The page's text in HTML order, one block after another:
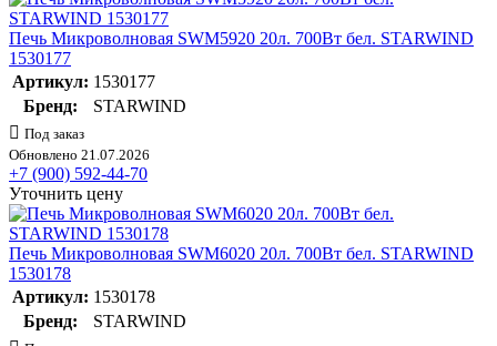
Печь Микроволновая SWM5920 20л. 700Вт бел. STARWIND
1530177
Артикул: 1530177
Бренд:
STARWIND
Под заказ
Обновлено 21.07.2026
+7 (900) 592-44-70
Уточнить цену
Печь Микроволновая SWM6020 20л. 700Вт бел. STARWIND
1530178
Артикул: 1530178
Бренд:
STARWIND